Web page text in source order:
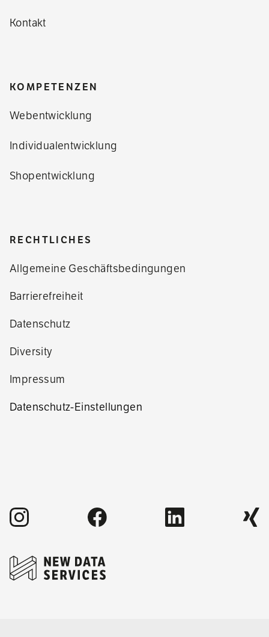
Kontakt
KOMPETENZEN
Webentwicklung
Individualentwicklung
Shopentwicklung
RECHTLICHES
Allgemeine Geschäftsbedingungen
Barrierefreiheit
Datenschutz
Diversity
Impressum
Datenschutz-Einstellungen